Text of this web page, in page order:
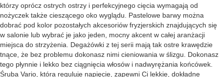
którzy oprócz ostrych ostrzy i perfekcyjnego cięcia wymagają od
nożyczek także cieszącego oko wyglądu. Pastelowe barwy można
dobrać pod kolor pozostałych akcesoriów fryzjerskich znajdujących się
w salonie lub wybrać je jako jeden, mocny akcent w całej aranżacji
miejsca do strzyżenia. Degażówki z tej serii mają tak ostre krawędzie
tnące, że bez problemu dokonasz nimi cieniowania w ślizgu. Dokonasz
tego płynnie i lekko bez ciągnięcia włosów i nadwyrężania końcówek.
Śruba Vario, która reguluje napięcie, zapewni Ci lekkie, dokładne